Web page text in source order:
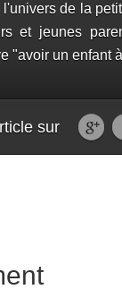
de la
et jeunes
"avoir un enfant
sur